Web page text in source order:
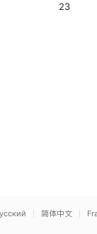
23
简体中文